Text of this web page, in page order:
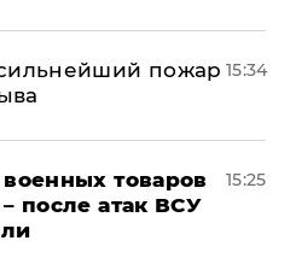
пожар 15:34
товаров
после атак ВСУ
15:25